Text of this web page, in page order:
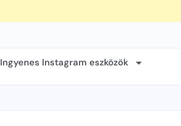
Ingyenes Instagram eszközök